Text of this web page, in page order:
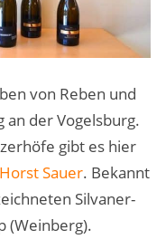
von Reben und
der Vogelsburg.
gibt es hier
Sauer. Bekannt
Silvaner-
(Weinberg).